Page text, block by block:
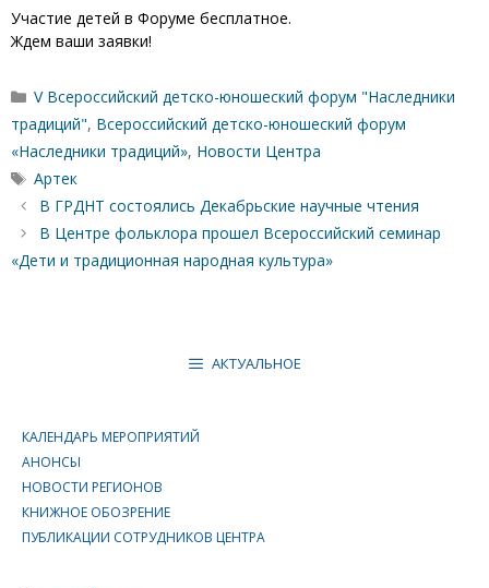
Участие детей в Форуме бесплатное.
Ждем ваши заявки!
Рубрики
V Всероссийский детско-юношеский форум "Наследники
традиций", Всероссийский детско-юношеский форум
«Наследники традиций», Новости Центра
Метки
Артек
В ГРДНТ состоялись Декабрьские научные чтения
В Центре фольклора прошел Всероссийский семинар
«Дети и традиционная народная культура»
АКТУАЛЬНОЕ
КАЛЕНДАРЬ МЕРОПРИЯТИЙ
АНОНСЫ
НОВОСТИ РЕГИОНОВ
КНИЖНОЕ ОБОЗРЕНИЕ
ПУБЛИКАЦИИ СОТРУДНИКОВ ЦЕНТРА